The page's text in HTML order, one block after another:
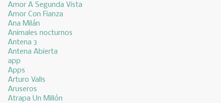
Amor A Segunda Vista
Amor Con Fianza
Ana Milán
Animales nocturnos
Antena 3
Antena Abierta
app
Apps
Arturo Valls
Aruseros
Atrapa Un Millón